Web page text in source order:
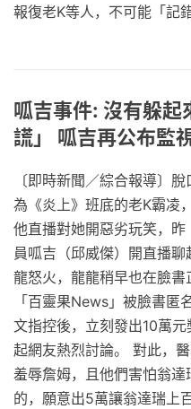
報復老K等人，不可能「記錯
呱吉事件: 沒有躲起
謊」 呱吉再公布監
〔即時新聞／綜合報導〕
為《炎上》班底的老K霸凌
他直播對她開惡劣玩笑，
員呱吉（邱威傑）開直播
龍怒火，龍龍稍早也在臉
「百靈果News」被臉書匿
文指控後，立刻發出10萬元
起網友熱烈討論。 對此，
羞辱詹姆，且他們害怕翁
的，願意出5萬讓翁達瑞上